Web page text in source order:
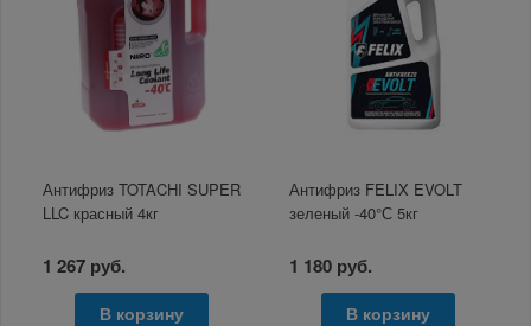
Антифриз TOTACHI SUPER
LLC красный 4кг
1 267 руб.
В корзину
Антифриз FELIX EVOLT
зеленый -40°С 5кг
1 180 руб.
В корзину